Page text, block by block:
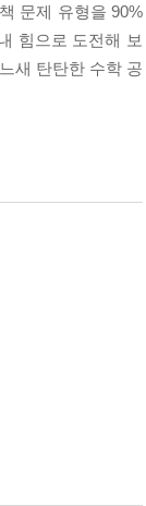
문제 유형을 90%
힘으로 도전해 보
새 탄탄한 수학 공